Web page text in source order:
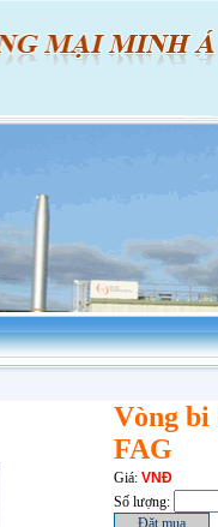
Vòng bi
FAG
Giá: VNĐ
Số lượng: